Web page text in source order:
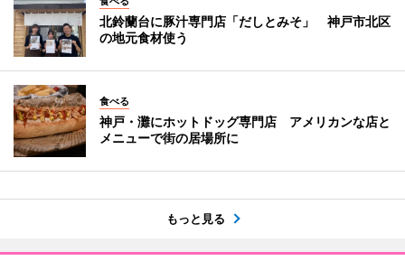
北鈴蘭台に豚汁専門店「だしとみそ」 神戸市北区
の地元食材使う
食べる
神戸・灘にホットドッグ専門店 アメリカンな店と
メニューで街の居場所に
もっと見る